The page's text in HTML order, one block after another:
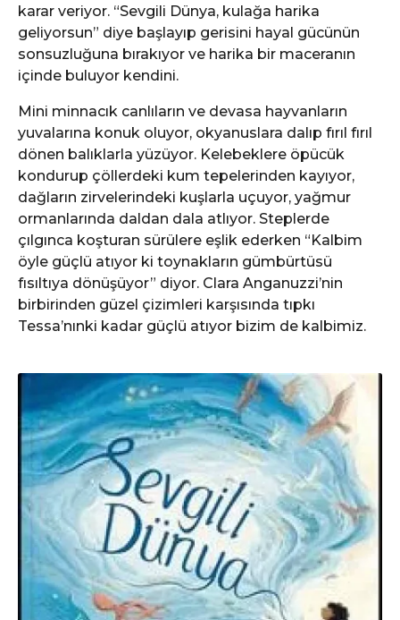
karar veriyor. “Sevgili Dünya, kulağa harika
geliyorsun” diye başlayıp gerisini hayal gücünün
sonsuzluğuna bırakıyor ve harika bir maceranın
içinde buluyor kendini.
Mini minnacık canlıların ve devasa hayvanların
yuvalarına konuk oluyor, okyanuslara dalıp fırıl fırıl
dönen balıklarla yüzüyor. Kelebeklere öpücük
kondurup çöllerdeki kum tepelerinden kayıyor,
dağların zirvelerindeki kuşlarla uçuyor, yağmur
ormanlarında daldan dala atlıyor. Steplerde
çılgınca koşturan sürülere eşlik ederken “Kalbim
öyle güçlü atıyor ki toynakların gümbürtüsü
fısıltıya dönüşüyor” diyor. Clara Anganuzzi’nin
birbirinden güzel çizimleri karşısında tıpkı
Tessa’nınki kadar güçlü atıyor bizim de kalbimiz.